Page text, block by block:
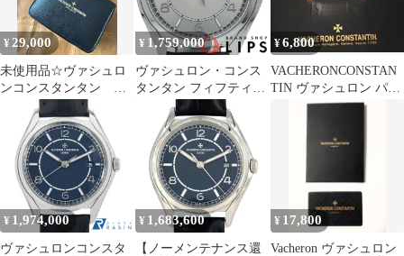
¥ 29,000
未使用品☆ヴァシュロ
ンコンスタンタン バ
ーニーズNY☆コラボ
時計ケース
¥ 1,759,000
ヴァシュロン・コンス
タンタン フィフティー
シックス オートマティ
ック 40mm
4600E/000A-B442 箱 保
証書 SS/
¥6,800
VACHERONCONSTAN
TIN ヴァシュロン パト
リモニー専用カタログ
¥ 1,974,000
ヴァシュロンコンスタ
¥ 1,683,600
【ノーメンテナンス還
¥ 17,800
Vacheron ヴァシュロン